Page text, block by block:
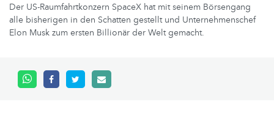
Der US-Raumfahrtkonzern SpaceX hat mit seinem Börsengang
alle bisherigen in den Schatten gestellt und Unternehmenschef
Elon Musk zum ersten Billionär der Welt gemacht.